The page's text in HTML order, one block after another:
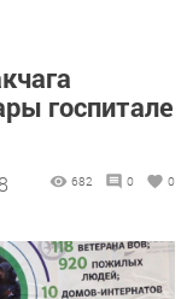
госпитале
682 0 0